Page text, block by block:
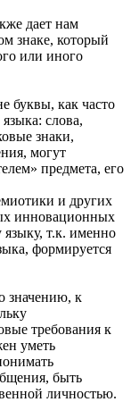
дает нам
знаке, который
или иного
буквы, как часто
слова,
знаки,
могут
предмета, его
и других
инновационных
т.к. именно
формируется
значению, к
требования к
уметь
быть
личностью.